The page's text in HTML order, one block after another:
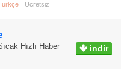
Ücretsiz
indir
Hızlı Haber